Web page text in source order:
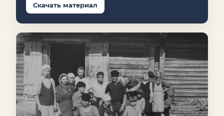
Скачать материал